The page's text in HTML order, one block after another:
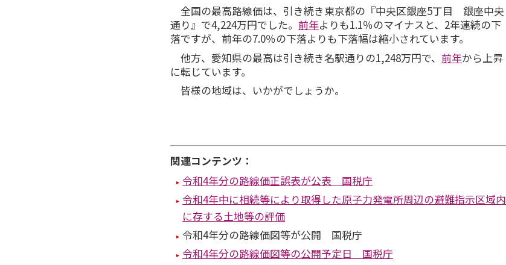
全国の最高路線価は、引き続き東京都の『中央区銀座5丁目 銀座中央
通り』で4,224万円でした。 前年よりも1.1％のマイナスと、2年連続の下
落ですが、前年の7.0％の下落よりも下落幅は縮小されています。
他方、愛知県の最高は引き続き名駅通りの1,248万円で、 前年から上昇
に転じています。
皆様の地域は、いかがでしょうか。
関連コンテンツ：
令和4年分の路線価正誤表が公表 国税庁
令和4年中に相続等により取得した原子力発電所周辺の避難指示区域内
に存する土地等の評価
令和4年分の路線価図等が公開 国税庁
令和4年分の路線価図等の公開予定日 国税庁